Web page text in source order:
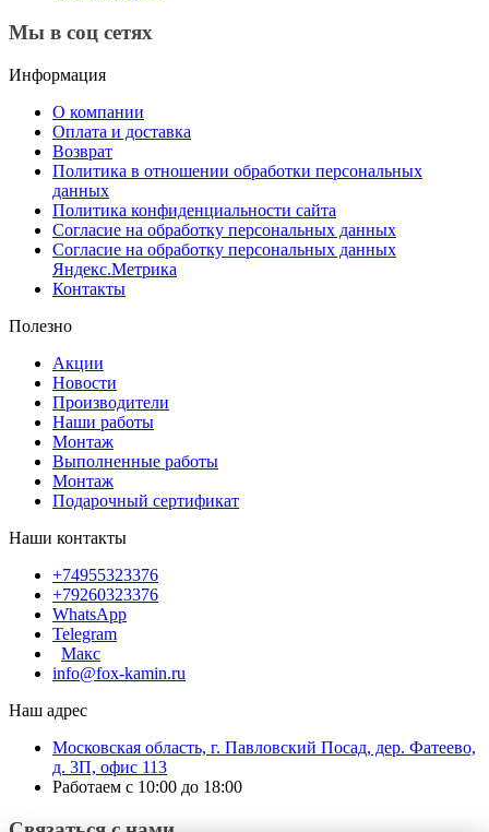
Мы в соц сетях
Информация
О компании
Оплата и доставка
Возврат
Политика в отношении обработки персональных
данных
Политика конфиденциальности сайта
Согласие на обработку персональных данных
Согласие на обработку персональных данных
Яндекс.Метрика
Контакты
Полезно
Акции
Новости
Производители
Наши работы
Монтаж
Выполненные работы
Монтаж
Подарочный сертификат
Наши контакты
+74955323376
+79260323376
WhatsApp
Telegram
Макс
info@fox-kamin.ru
Наш адрес
Московская область, г. Павловский Посад, дер. Фатеево,
д. 3П, офис 113
Работаем с 10:00 до 18:00